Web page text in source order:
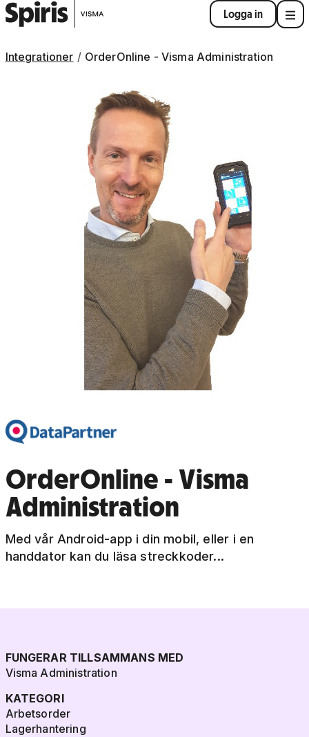
Logga in
Integrationer OrderOnline - Visma Administration
OrderOnline - Visma
Administration
Med vår Android-app i din mobil, eller i en
handdator kan du läsa streckkoder...
FUNGERAR TILLSAMMANS MED
Visma Administration
KATEGORI
Arbetsorder
Lagerhantering